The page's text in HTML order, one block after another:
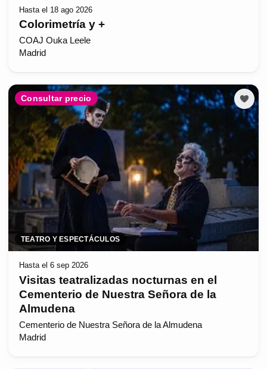
Hasta el 18 ago 2026
Colorimetría y +
COAJ Ouka Leele
Madrid
Consultar precio
TEATRO Y ESPECTÁCULOS
Hasta el 6 sep 2026
Visitas teatralizadas nocturnas en el
Cementerio de Nuestra Señora de la
Almudena
Cementerio de Nuestra Señora de la Almudena
Madrid